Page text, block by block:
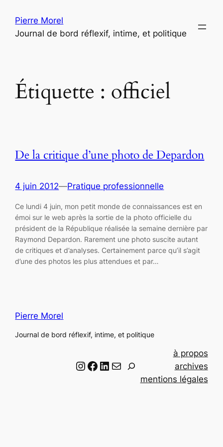
contenu
Pierre Morel
Journal de bord réflexif, intime, et politique
Étiquette : officiel
De la critique d’une photo de Depardon
4 juin 2012—Pratique professionnelle
Ce lundi 4 juin, mon petit monde de connaissances est en
émoi sur le web après la sortie de la photo officielle du
président de la République réalisée la semaine dernière par
Raymond Depardon. Rarement une photo suscite autant
de critiques et d’analyses. Certainement parce qu’il s’agit
d’une des photos les plus attendues et par…
Pierre Morel
Journal de bord réflexif, intime, et politique
Instagram Facebook LinkedIn Email
à propos
archives
mentions légales